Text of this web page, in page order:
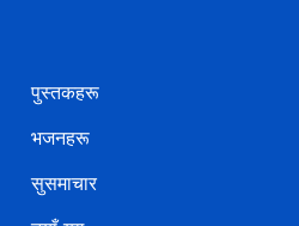
पुस्तकहरू
भजनहरू
सुसमाचार